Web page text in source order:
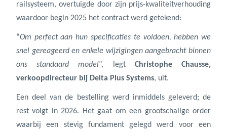
railsysteem, overtuigde door zijn prijs-kwaliteitverhouding
waardoor begin 2025 het contract werd getekend:
“Om perfect aan hun specificaties te voldoen, hebben we
snel gereageerd en enkele wijzigingen aangebracht binnen
ons standaard model”, legt Christophe Chausse,
verkoopdirecteur bij Delta Plus Systems, uit.
Een deel van de bestelling werd inmiddels geleverd; de
rest volgt in 2026. Het gaat om een grootschalige order
waarbij een stevig fundament gelegd werd voor een